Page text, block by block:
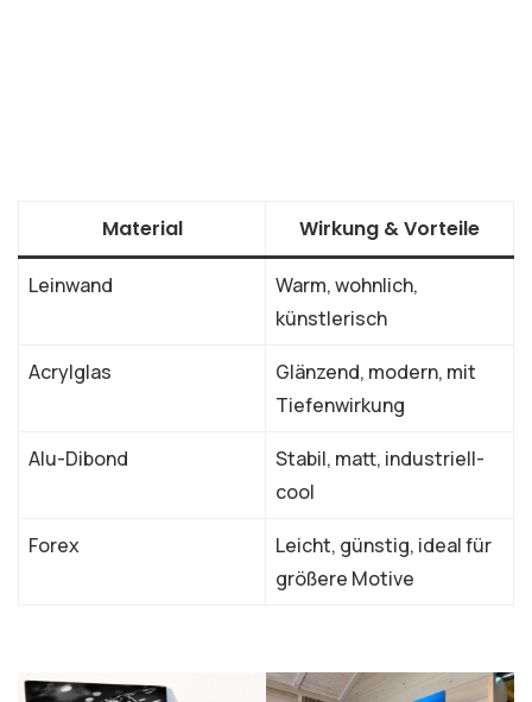
Material Wirkung & Vorteile
Leinwand
Warm, wohnlich,
künstlerisch
Acrylglas
Glänzend, modern, mit
Tiefenwirkung
Alu-Dibond
Stabil, matt, industriell-
cool
Forex
Leicht, günstig, ideal für
größere Motive